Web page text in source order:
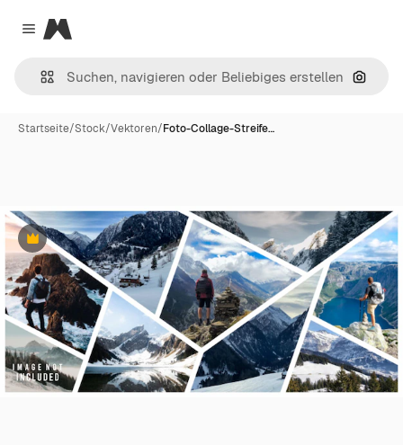
Close menu
Magnific
Nach
Startseite/Stock/Vektoren/Foto-Collage-Streife…
Premium